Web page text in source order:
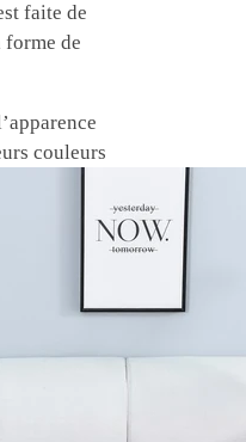
faite de
forme de
couleurs